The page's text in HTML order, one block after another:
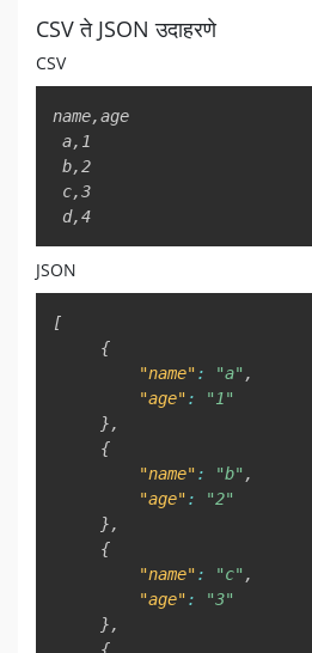
CSV ते JSON उदाहरणे
CSV
name,age
a,1
b,2
c,3
d,4
JSON
[
{
"name": "a" ,
"age":
"1"
},
{
"name": "b" ,
"age":
"2"
},
{
"name": "c" ,
"age":
"3"
},
{